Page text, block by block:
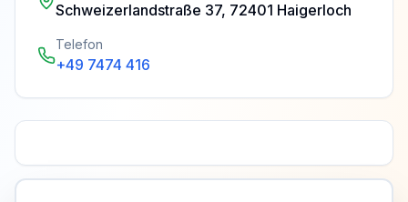
Schweizerlandstraße 37, 72401 Haigerloch
Telefon
+49 7474 416